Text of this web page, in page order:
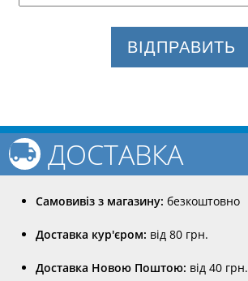
ВІДПРАВИТЬ
ДОСТАВКА
Самовивіз з магазину: безкоштовно
Доставка кур'єром: від 80 грн.
Доставка Новою Поштою: від 40 грн.